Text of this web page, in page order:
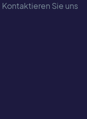
Kontaktieren Sie uns